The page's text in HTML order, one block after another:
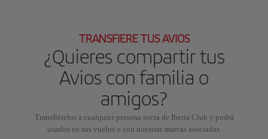
TRANSFIERE TUS AVIOS
¿Quieres compartir tus
Avios con familia o
amigos?
Transfiérelos a cualquier persona socia de Iberia Club y podrá
usarlos en sus vuelos o con nuestras marcas asociadas.